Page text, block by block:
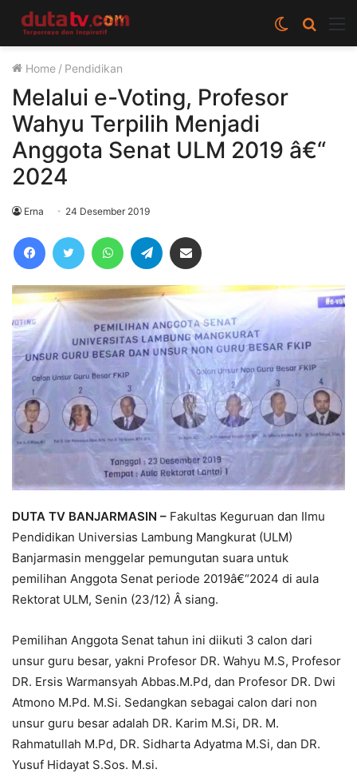
Cari
berita
Switch
skin
Home / Pendidikan
Melalui e-Voting, Profesor
Wahyu Terpilih Menjadi
Anggota Senat ULM 2019 â€“
2024
Erna 24 Desember 2019
FacebookTwitter WhatsAppTelegram
DUTA TV BANJARMASIN – Fakultas Keguruan dan Ilmu
Pendidikan Universias Lambung Mangkurat (ULM)
Banjarmasin menggelar pemungutan suara untuk
pemilihan Anggota Senat periode 2019â€“2024 di aula
Rektorat ULM, Senin (23/12) Â siang.
Pemilihan Anggota Senat tahun ini diikuti 3 calon dari
unsur guru besar, yakni Profesor DR. Wahyu M.S, Profesor
DR. Ersis Warmansyah Abbas.M.Pd, dan Profesor DR. Dwi
Atmono M.Pd. M.Si. Sedangkan sebagai calon dari non
unsur guru besar adalah DR. Karim M.Si, DR. M.
Rahmatullah M.Pd, DR. Sidharta Adyatma M.Si, dan DR.
Yusuf Hidayat S.Sos. M.si.